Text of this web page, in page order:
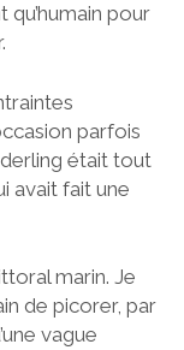
pour
parfois
était tout
avait fait une
marin. Je
de picorer, par
vague